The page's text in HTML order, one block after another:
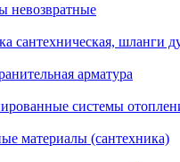
невозвратные
сантехническая, шланги
арматура
системы
материалы (сантехника)